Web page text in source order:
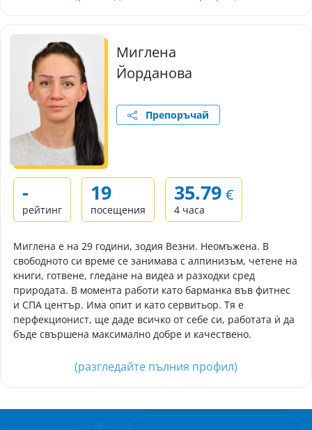
Миглена
Йорданова
Препоръчай
-
рейтинг
19
посещения
35.79 €
4 часа
Миглена е на 29 години, зодия Везни. Неомъжена. В
свободното си време се занимава с алпинизъм, четене на
книги, готвене, гледане на видеа и разходки сред
природата. В момента работи като барманка във фитнес
и СПА център. Има опит и като сервитьор. Тя е
перфекционист, ще даде всичко от себе си, работата ѝ да
бъде свършена максимално добре и качествено.
(разгледайте пълния профил)